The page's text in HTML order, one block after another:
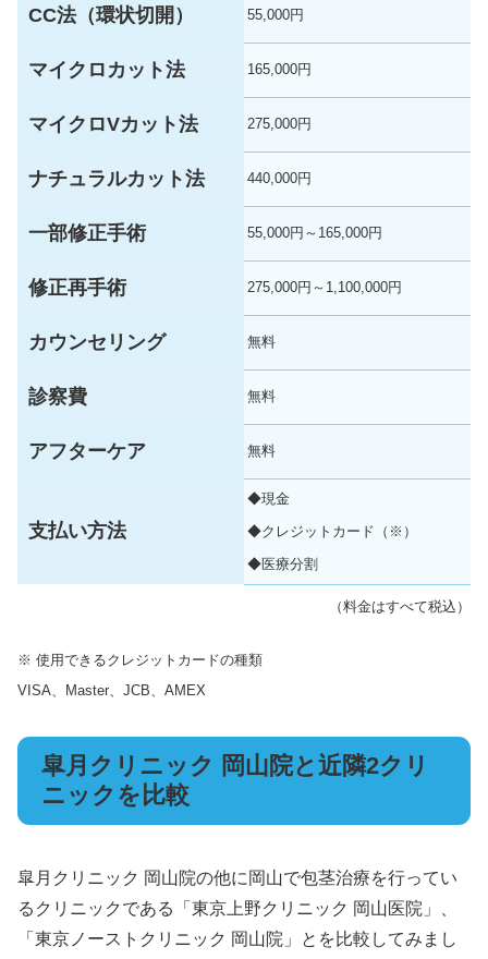
CC法（環状切開） 55,000円
マイクロカット法 165,000円
マイクロVカット法 275,000円
ナチュラルカット法 440,000円
一部修正手術 55,000円～165,000円
修正再手術 275,000円～1,100,000円
カウンセリング 無料
診察費 無料
アフターケア 無料
支払い方法
◆現金
◆クレジットカード（※）
◆医療分割
（料金はすべて税込）
※ 使用できるクレジットカードの種類
VISA、Master、JCB、AMEX
皐月クリニック 岡山院と近隣2クリ
ニックを比較
皐月クリニック 岡山院の他に岡山で包茎治療を行ってい
るクリニックである「東京上野クリニック 岡山医院」、
「東京ノーストクリニック 岡山院」とを比較してみまし